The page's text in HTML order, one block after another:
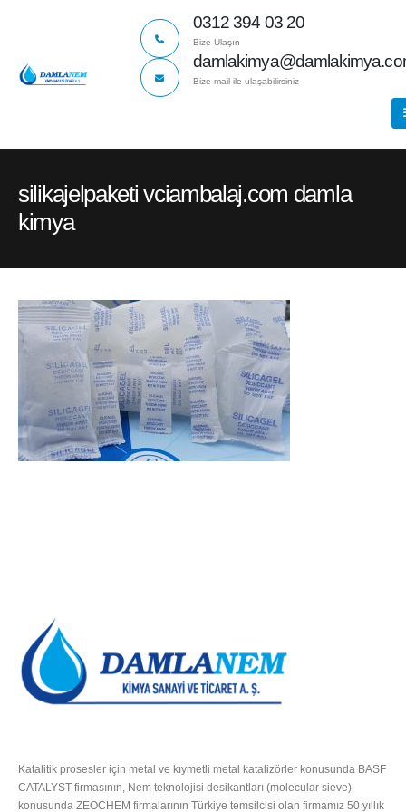
0312 394 03 20
Bize Ulaşın
Bize mail ile ulaşabilirsiniz
silikajelpaketi vciambalaj.com damla
kimya
Katalitik prosesler için metal ve kıymetli metal katalizörler konusunda BASF
CATALYST firmasının, Nem teknolojisi desikantları (molecular sieve)
konusunda ZEOCHEM firmalarının Türkiye temsilcisi olan firmamız 50 yıllık